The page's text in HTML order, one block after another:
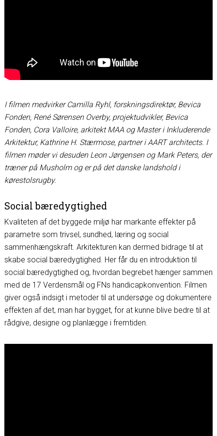
I filmen medvirker Camilla Ryhl, forskningsdirektør, Bevica
Fonden, René Sørensen Overby, projektudvikler, Bevica
Fonden, Cora Valloire, arkitekt MAA og Master i Inkluderende
Arkitektur, Kathrine H. Stærmose, partner i AART architects. I
filmen møder vi desuden Leon Jørgensen og Mark Peters, der
træner på Musholm og er på det danske landshold i
kørestolsrugby.
Social bæredygtighed
Kvaliteten af det byggede miljø har markante effekter på
parametre som trivsel, sundhed, læring og social
sammenhængskraft. Arkitekturen kan dermed bidrage til at
skabe social bæredygtighed. Her får du en introduktion til
social bæredygtighed og, hvordan begrebet hænger sammen
med de 17 Verdensmål og FNs handicapkonvention. Filmen
giver også indsigt i metoder til at undersøge og dokumentere
effekten af det, man har bygget, for at kunne blive bedre til at
rådgive, designe og planlægge i fremtiden.